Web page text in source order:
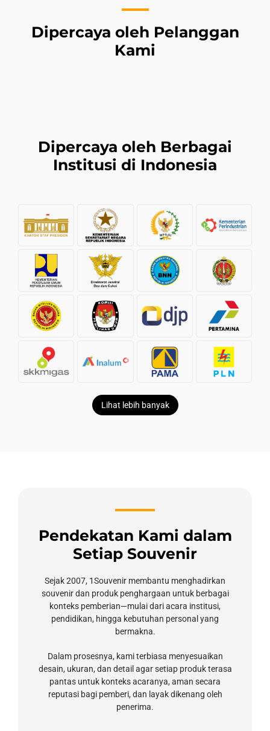
Dipercaya oleh Pelanggan
Kami
Dipercaya oleh Berbagai
Institusi di Indonesia
Lihat lebih banyak
Pendekatan Kami dalam
Setiap Souvenir
Sejak 2007, 1Souvenir membantu menghadirkan
souvenir dan produk penghargaan untuk berbagai
konteks pemberian—mulai dari acara institusi,
pendidikan, hingga kebutuhan personal yang
bermakna.
Dalam prosesnya, kami terbiasa menyesuaikan
desain, ukuran, dan detail agar setiap produk terasa
pantas untuk konteks acaranya, aman secara
reputasi bagi pemberi, dan layak dikenang oleh
penerima.